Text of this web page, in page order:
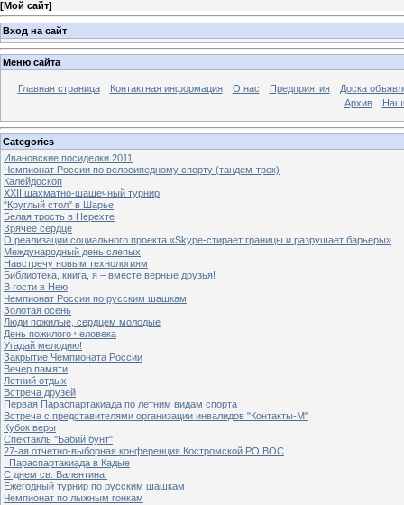
[Мой сайт]
Вход на сайт
Меню сайта
Главная страница Контактная информация О нас Предприятия
Доска
Архив
Categories
Ивановские посиделки 2011
Чемпионат России по велосипедному спорту (тандем-трек)
Калейдоскоп
XXII шахматно-шашечный турнир
"Круглый стол" в Шарье
Белая трость в Нерехте
Зрячее сердце
О реализации социального проекта «Skype-стирает границы и разрушает барьеры»
Международный день слепых
Навстречу новым технологиям
Библиотека, книга, я – вместе верные друзья!
В гости в Нею
Чемпионат России по русским шашкам
Золотая осень
Люди пожилые, сердцем молодые
День пожилого человека
Угадай мелодию!
Закрытие Чемпионата России
Вечер памяти
Летний отдых
Встреча друзей
Первая Параспартакиада по летним видам спорта
Встреча с представителями организации инвалидов "Контакты-М"
Кубок веры
Спектакль "Бабий бунт"
27-ая отчетно-выборная конференция Костромской РО ВОС
I Параспартакиада в Кадые
С днем св. Валентина!
Ежегодный турнир по русским шашкам
Чемпионат по лыжным гонкам